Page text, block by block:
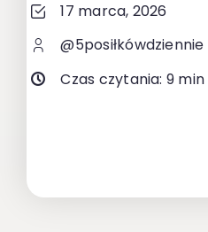
17 marca, 2026
@5posiłkówdziennie
Czas czytania: 9 min